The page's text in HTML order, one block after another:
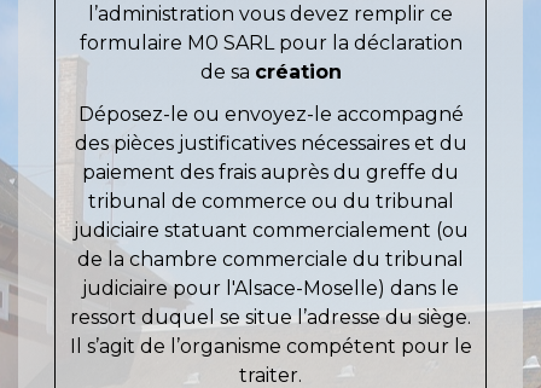
l’administration vous devez remplir ce
formulaire M0 SARL pour la déclaration
de sa création
Déposez-le ou envoyez-le accompagné
des pièces justificatives nécessaires et du
paiement des frais auprès du greffe du
tribunal de commerce ou du tribunal
judiciaire statuant commercialement (ou
de la chambre commerciale du tribunal
judiciaire pour l'Alsace-Moselle) dans le
ressort duquel se situe l’adresse du siège.
Il s’agit de l’organisme compétent pour le
traiter.